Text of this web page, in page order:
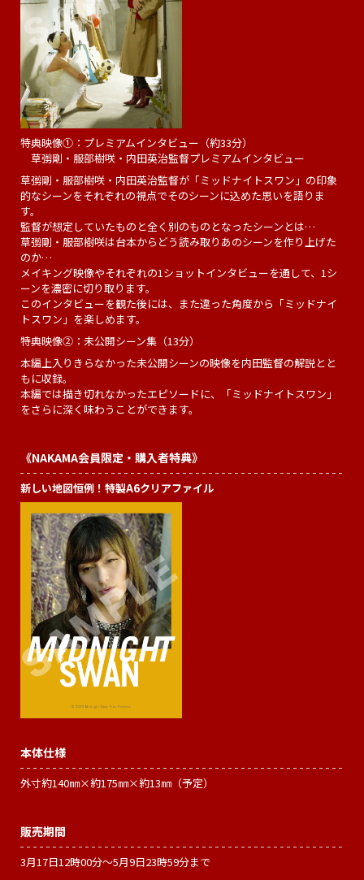
特典映像①：プレミアムインタビュー（約33分）
草彅剛・服部樹咲・内田英治監督プレミアムインタビュー
草彅剛・服部樹咲・内田英治監督が「ミッドナイトスワン」の印象
的なシーンをそれぞれの視点でそのシーンに込めた思いを語りま
す。
監督が想定していたものと全く別のものとなったシーンとは…
草彅剛・服部樹咲は台本からどう読み取りあのシーンを作り上げた
のか…
メイキング映像やそれぞれの1ショットインタビューを通して、1シ
ーンを濃密に切り取ります。
このインタビューを観た後には、また違った角度から「ミッドナイ
トスワン」を楽しめます。
特典映像②：未公開シーン集（13分）
本編上入りきらなかった未公開シーンの映像を内田監督の解説とと
もに収録。
本編では描き切れなかったエピソードに、「ミッドナイトスワン」
をさらに深く味わうことができます。
《NAKAMA会員限定・購入者特典》
新しい地図恒例！特製A6クリアファイル
本体仕様
外寸約140㎜×約175㎜×約13㎜（予定）
販売期間
3月17日12時00分～5月9日23時59分まで